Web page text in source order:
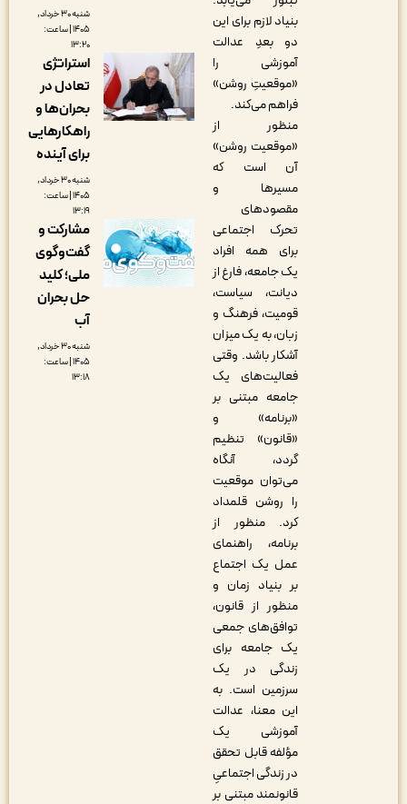
بنیاد لازم برای این
دو بعدِ عدالت
آموزشی را
«موقعیتِ روشن»
فراهم می‎‌کند.
منظور از
«موقعیت روشن»
آن است که
مسیرها و
مقصودهای
تحرک اجتماعی
برای همه افراد
یک جامعه، فارغ از
دیانت، سیاست،
قومیت، فرهنگ و
زبان، به یک ‎میزان
آشکار باشد. وقتی
فعالیت‌های یک
جامعه مبتنی بر
«برنامه» و
«قانون» تنظیم
گردد، آنگاه
می‌توان موقعیت
را روشن قلمداد
کرد. منظور از
برنامه، راهنمای
عمل یک اجتماع
بر بنیاد زمان و
منظور از قانون،
توافق‌های جمعی
یک جامعه برای
زندگی در یک
سرزمین است. به
این معنا، عدالت
آموزشی یک
مؤلفه قابل تحقق
در زندگی اجتماعیِ
قانون‎مند مبتنی بر
شنبه ۳۰ خرداد,
۱۴۰۵ | ساعت:
استراتژی
تعادل در
بحران‌ها و
راهکارهایی
برای آینده
شنبه ۳۰ خرداد,
۱۴۰۵ | ساعت:
مشارکت و
گفت‌وگوی
ملی؛ کلید
حل بحران
شنبه ۳۰ خرداد,
۱۴۰۵ | ساعت: